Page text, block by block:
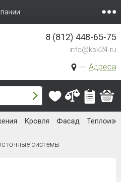
Адреса
8 (812) 448-65-75
info@ksk24.ru
Кровля Фасад
системы